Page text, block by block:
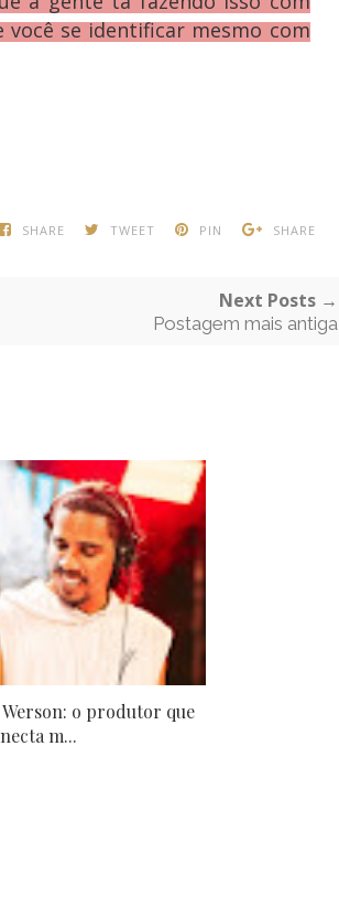
se identificar mesmo com
SHARE TWEET PIN SHARE
Next Posts →
Postagem mais antiga
Werson: o produtor que
m...